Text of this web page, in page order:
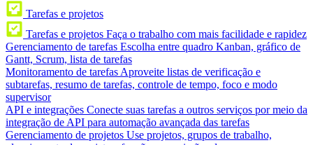
Tarefas e projetos
Tarefas e projetos Faça o trabalho com mais facilidade e rapidez
Gerenciamento de tarefas Escolha entre quadro Kanban, gráfico de
Gantt, Scrum, lista de tarefas
Monitoramento de tarefas Aproveite listas de verificação e
subtarefas, resumo de tarefas, controle de tempo, foco e modo
supervisor
API e integrações Conecte suas tarefas a outros serviços por meio da
integração de API para automação avançada das tarefas
Gerenciamento de projetos Use projetos, grupos de trabalho,